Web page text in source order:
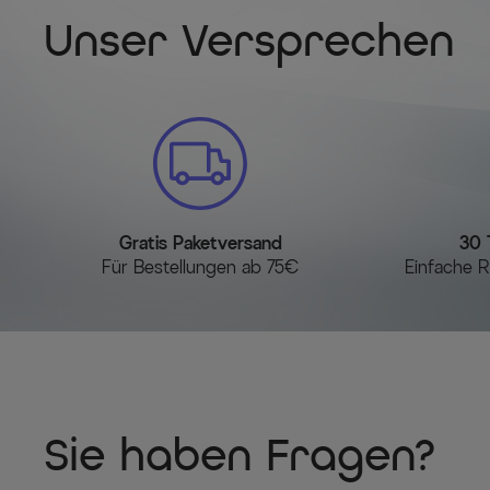
Unser Versprechen
Gratis Paketversand
Für Bestellungen ab 75€
30
Einfache
Sie haben Fragen?